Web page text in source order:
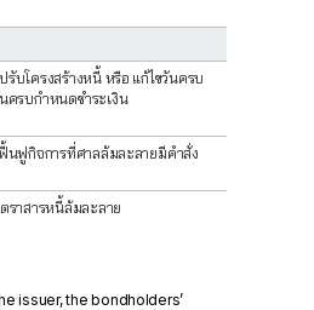
โครงสร้างหนี้ หรือ แก้ไขวันครบ
ครบกำหนดชำระเงิน
นฟูกิจการที่ศาลล้มละลายมีคำสั่ง
ราสารหนี้ล้มละลาย
issuer, the bondholders’